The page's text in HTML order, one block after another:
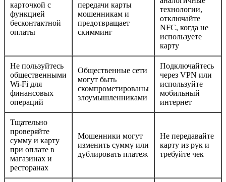
карточкой с
функцией
бесконтактной
оплаты
передачи карты
мошенникам и
предотвращает
скимминг
технологии,
отключайте
NFC, когда не
используете
карту
Не пользуйтесь
общественными
Wi-Fi для
финансовых
операций
Общественные сети
могут быть
скомпрометированы
злоумышленниками
Подключайтесь
через VPN или
используйте
мобильный
интернет
Тщательно
проверяйте
сумму и карту
при оплате в
магазинах и
ресторанах
Мошенники могут
изменить сумму или
дублировать платеж
Не передавайте
карту из рук и
требуйте чек